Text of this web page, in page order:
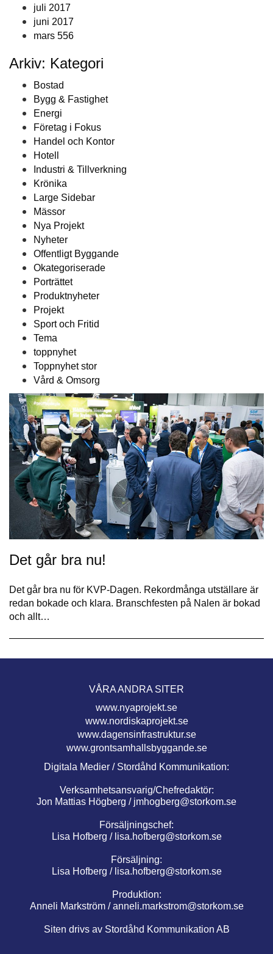
juli 2017
juni 2017
mars 556
Arkiv: Kategori
Bostad
Bygg & Fastighet
Energi
Företag i Fokus
Handel och Kontor
Hotell
Industri & Tillverkning
Krönika
Large Sidebar
Mässor
Nya Projekt
Nyheter
Offentligt Byggande
Okategoriserade
Porträttet
Produktnyheter
Projekt
Sport och Fritid
Tema
toppnyhet
Toppnyhet stor
Vård & Omsorg
Det går bra nu!
Det går bra nu för KVP-Dagen. Rekordmånga utställare är
redan bokade och klara. Branschfesten på Nalen är bokad
och allt…
VÅRA ANDRA SITER
www.nyaprojekt.se
www.nordiskaprojekt.se
www.dagensinfrastruktur.se
www.grontsamhallsbyggande.se
Digitala Medier / Stordåhd Kommunikation:
Verksamhetsansvarig/Chefredaktör:
Jon Mattias Högberg / jmhogberg@storkom.se
Försäljningschef:
Lisa Hofberg / lisa.hofberg@storkom.se
Försäljning:
Lisa Hofberg / lisa.hofberg@storkom.se
Produktion:
Anneli Markström /anneli.markstrom@storkom.se
Siten drivs av Stordåhd Kommunikation AB